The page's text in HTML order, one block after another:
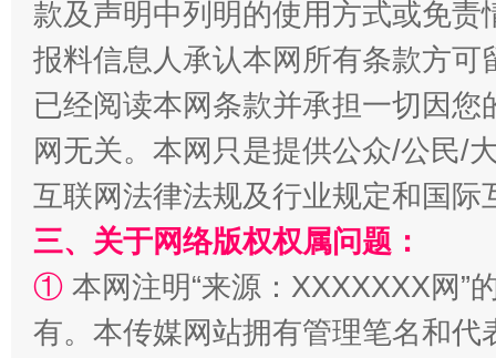
全民健身五年计划来了！等你上场
款及声明中列明的使用方式或免责
报料信息人承认本网所有条款方
已经阅读本网条款并承担一切因
网无关。本网只是提供公众/公民/
互联网法律法规及行业规定和国
三、关于网络版权权属问题：
① 本网注明“来源：XXXXXXX网”
有。本传媒网站拥有管理笔名和